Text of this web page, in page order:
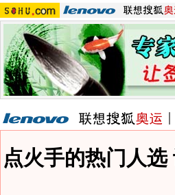
点火手的热门人